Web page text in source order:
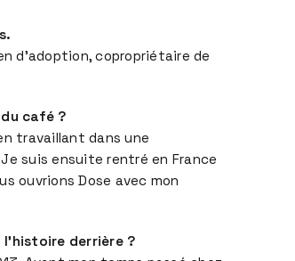
d’adoption, copropriétaire de
café ?
travaillant dans une
suis ensuite rentré en France
ouvrions Dose avec mon
derrière ?